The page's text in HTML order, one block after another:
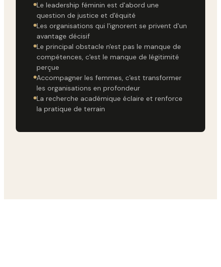
Le leadership féminin est d'abord une
question de justice et d'équité
Les organisations qui l'ignorent se privent d'un
avantage décisif
Le principal obstacle n'est pas le manque de
compétences, c'est le manque de légitimité
perçue
Accompagner les femmes, c'est transformer
les organisations en profondeur
La recherche académique éclaire et renforce
la pratique de terrain